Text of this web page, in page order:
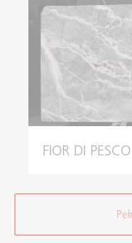
FIOR DI PESCO